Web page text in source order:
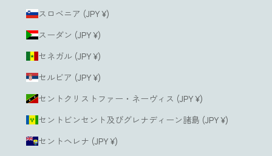
スロベニア (JPY ¥)
スーダン (JPY ¥)
セネガル (JPY ¥)
セルビア (JPY ¥)
セントクリストファー・ネーヴィス (JPY ¥)
セントビンセント及びグレナディーン諸島 (JPY ¥)
セントヘレナ (JPY ¥)